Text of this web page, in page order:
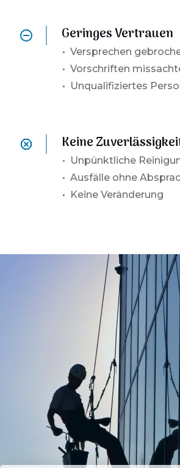
Geringes Vertrauen
•Versprechen
• Vorschriften
• Unqualifiziertes
Keine
• Unpünktliche
• Ausfälle ohne
• Keine Veränderung